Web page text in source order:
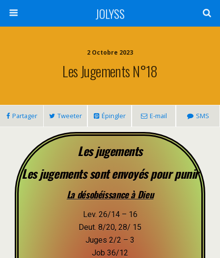
JOLYSS
2 Octobre 2023
Les Jugements N°18
Partager Tweeter Épingler E-mail SMS
Les jugements
Les jugements sont envoyés pour punir
La désobéissance à Dieu
Lev. 26/14 – 16
Deut. 8/20, 28/ 15
Juges 2/2 – 3
Job 36/12